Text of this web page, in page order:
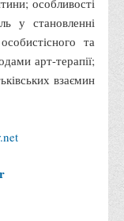
особливості
у становленні
та
арт-терапії;
взаємин